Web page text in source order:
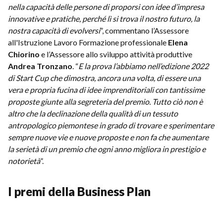
nella capacità delle persone di proporsi con idee d’impresa
innovative e pratiche, perché lì si trova il nostro futuro, la
nostra capacità di evolversi”, commentano l’Assessore
all'Istruzione Lavoro Formazione professionale Elena
Chiorino e l’Assessore allo sviluppo attività produttive
Andrea Tronzano. “E la prova l’abbiamo nell’edizione 2022
di Start Cup che dimostra, ancora una volta, di essere una
vera e propria fucina di idee imprenditoriali con tantissime
proposte giunte alla segreteria del premio. Tutto ciò non è
altro che la declinazione della qualità di un tessuto
antropologico piemontese in grado di trovare e sperimentare
sempre nuove vie e nuove proposte e non fa che aumentare
la serietà di un premio che ogni anno migliora in prestigio e
notorietà”.
I premi della Business Plan